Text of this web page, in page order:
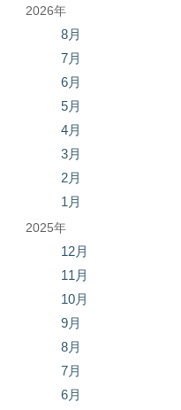
2026年
8月
7月
6月
5月
4月
3月
2月
1月
2025年
12月
11月
10月
9月
8月
7月
6月